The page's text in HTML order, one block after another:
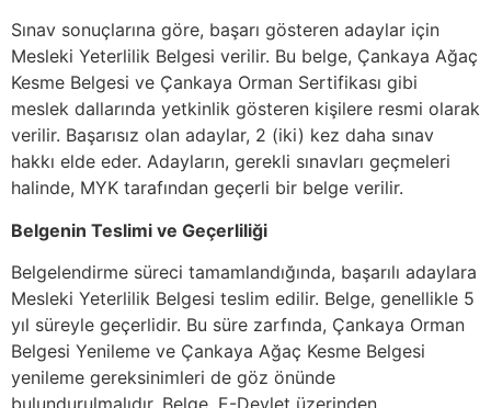
Sınav sonuçlarına göre, başarı gösteren adaylar için
Mesleki Yeterlilik Belgesi verilir. Bu belge, Çankaya Ağaç
Kesme Belgesi ve Çankaya Orman Sertifikası gibi
meslek dallarında yetkinlik gösteren kişilere resmi olarak
verilir. Başarısız olan adaylar, 2 (iki) kez daha sınav
hakkı elde eder. Adayların, gerekli sınavları geçmeleri
halinde, MYK tarafından geçerli bir belge verilir.
Belgenin Teslimi ve Geçerliliği
Belgelendirme süreci tamamlandığında, başarılı adaylara
Mesleki Yeterlilik Belgesi teslim edilir. Belge, genellikle 5
yıl süreyle geçerlidir. Bu süre zarfında, Çankaya Orman
Belgesi Yenileme ve Çankaya Ağaç Kesme Belgesi
yenileme gereksinimleri de göz önünde